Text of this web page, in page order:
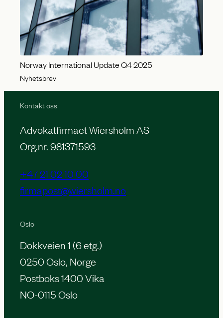
Norway International Update Q4 2025
Nyhetsbrev
Kontakt oss
Advokatfirmaet Wiersholm AS
Org.nr. 981371593
+47 21 02 10 00
firmapost@wiersholm.no
Oslo
Dokkveien 1 (6 etg.)
0250 Oslo, Norge
Postboks 1400 Vika
NO-0115 Oslo